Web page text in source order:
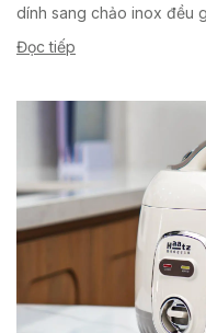
dính sang chảo inox đều
trứng...
Đọc tiếp